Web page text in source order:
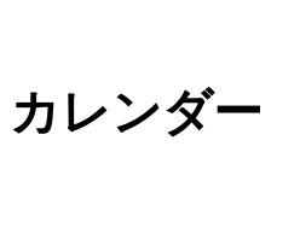
カレンダー